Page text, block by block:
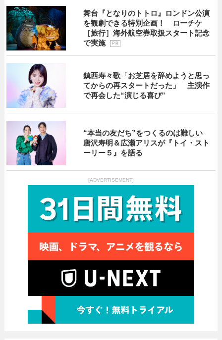
舞台『となりのトトロ』ロンドン公演
を観劇できる特別企画！ ローチケ
［旅行］海外航空券取扱スタート記念
で実施
P R
鎮西寿々歌「お芝居を辞めようと思っ
てからの再スタートだった」 主演作
で再会した“演じる喜び”
“本当の友だち”をつくるのは難しい
唐沢寿明＆広瀬アリスが『トイ・スト
ーリー５』を語る
[ADVERTISEMENT]